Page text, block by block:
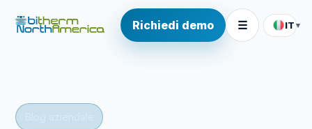
Richiedi demo ☰ IT ▾